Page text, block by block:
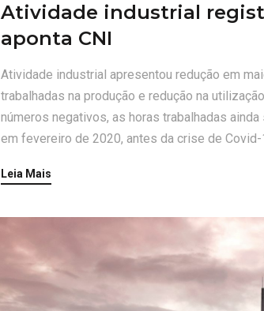
Atividade industrial
aponta CNI
Atividade industrial apresentou redução em
trabalhadas na produção e redução na
números negativos, as horas trabalhadas
em fevereiro de 2020, antes da crise de Covid-
Leia Mais